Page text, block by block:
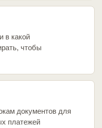
в какой
чтобы
документов для
платежей